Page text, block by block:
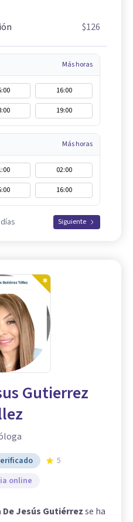
$126
Más horas
16:00
19:00
Más horas
02:00
16:00
Siguiente
Gutierrez
5
online
De Jesús Gutiérrezse ha